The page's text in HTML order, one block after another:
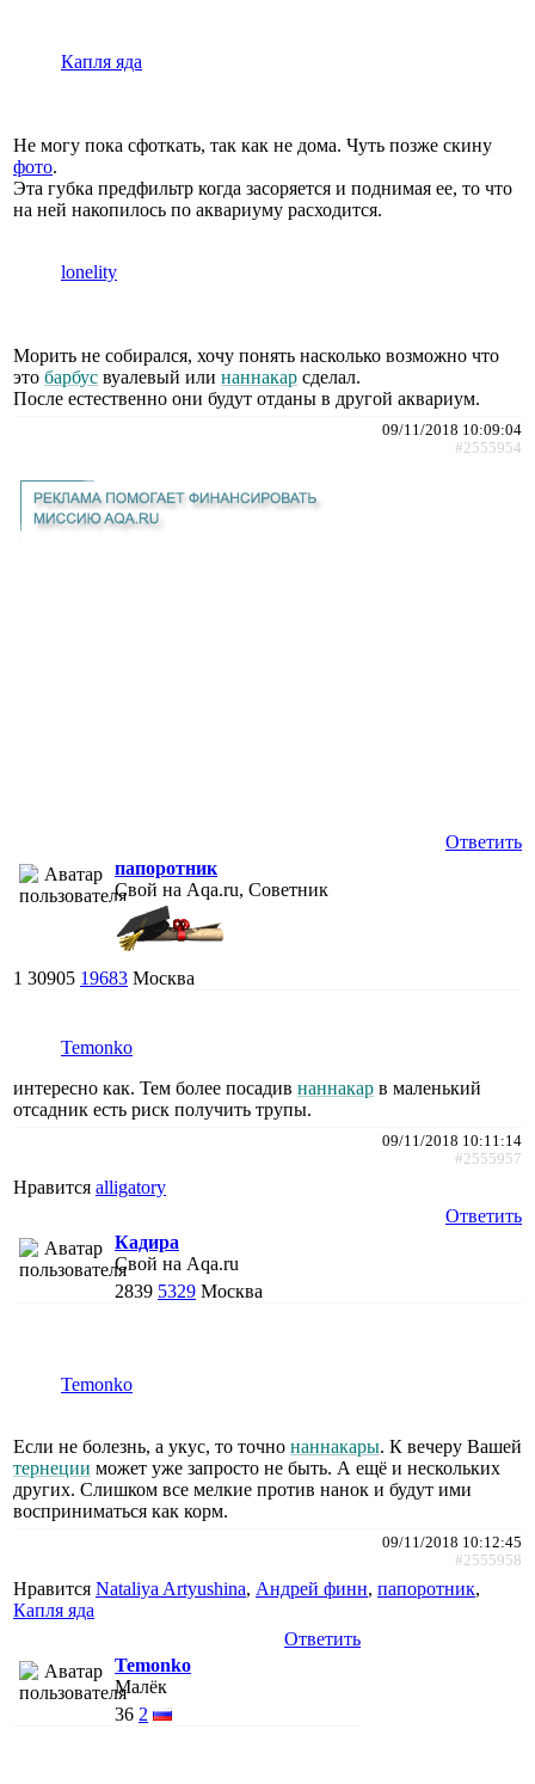
Капля яда
Не могу пока сфоткать, так как не дома. Чуть позже скину
фото.
Эта губка предфильтр когда засоряется и поднимая ее, то что
на ней накопилось по аквариуму расходится.
lonelity
Морить не собирался, хочу понять насколько возможно что
это барбус вуалевый или наннакар сделал.
После естественно они будут отданы в другой аквариум.
09/11/2018 10:09:04
#2555954
Ответить
папоротник
Свой на Aqa.ru, Советник
1 30905 19683 Москва
Temonko
интересно как. Тем более посадив наннакар в маленький
отсадник есть риск получить трупы.
09/11/2018 10:11:14
#2555957
Нравится alligatory
Ответить
Кадира
Свой на Aqa.ru
2839 5329 Москва
Temonko
Если не болезнь, а укус, то точно наннакары. К вечеру Вашей
тернеции может уже запросто не быть. А ещё и нескольких
других. Слишком все мелкие против нанок и будут ими
восприниматься как корм.
09/11/2018 10:12:45
#2555958
Нравится Nataliya Artyushina, Андрей финн, папоротник,
Капля яда
Ответить
Temonko
Малёк
36 2